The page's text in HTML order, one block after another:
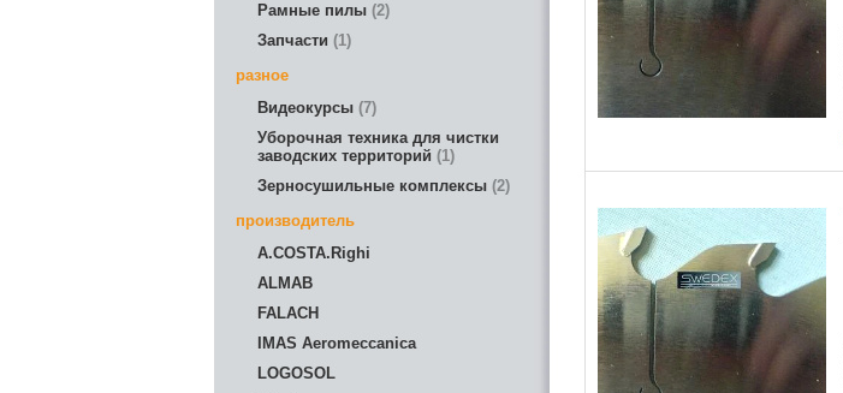
Рамные пилы 2
Запчасти
1
разное
Видеокурсы 7
Уборочная техника для чистки
заводских территорий
1
Зерносушильные комплексы 2
производитель
A.COSTA.Righi
ALMAB
FALACH
IMAS Aeromeccanica
LOGOSOL